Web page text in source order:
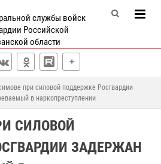
службы войск
Российской
области
при силовой поддержке Росгвардии
в наркопреступлении
СИЛОВОЙ
ЗАДЕРЖАН